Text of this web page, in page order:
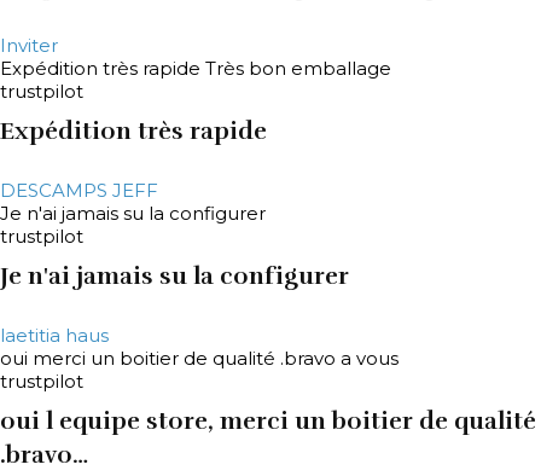
Inviter
Expédition très rapide Très bon emballage
trustpilot
Expédition très rapide
DESCAMPS JEFF
Je n'ai jamais su la configurer
trustpilot
Je n'ai jamais su la configurer
laetitia haus
oui merci un boitier de qualité .bravo a vous
trustpilot
oui l equipe store, merci un boitier de qualité
.bravo…